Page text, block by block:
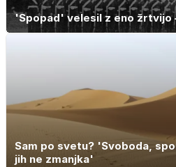
'Spopad' velesil z eno žrtvijo
Sam po svetu? 'Svoboda,
jih ne zmanjka'